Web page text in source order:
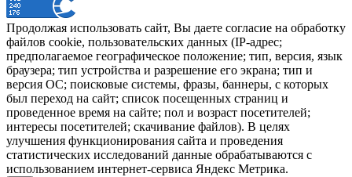
Продолжая использовать сайт, Вы даете согласие на обработку
файлов cookie, пользовательских данных (IP-адрес;
предполагаемое географическое положение; тип, версия, язык
браузера; тип устройства и разрешение его экрана; тип и
версия ОС; поисковые системы, фразы, баннеры, с которых
был переход на сайт; список посещенных страниц и
проведенное время на сайте; пол и возраст посетителей;
интересы посетителей; скачивание файлов). В целях
улучшения функционирования сайта и проведения
статистических исследований данные обрабатываются с
использованием интернет-сервиса Яндекс Метрика.